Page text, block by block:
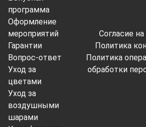
программа
Оформление
мероприятий
Гарантии
Вопрос-ответ
Уход за
цветами
Уход за
воздушными
шарами
Согласие
Политика
Политика
обработки